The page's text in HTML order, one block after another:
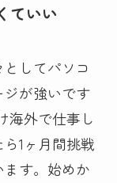
ていい
してパソコ
が強いです
海外で仕事し
1ヶ月間挑戦
す。始めか